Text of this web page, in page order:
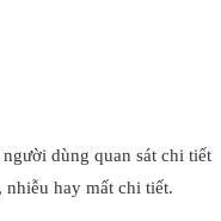
dùng quan sát chi tiết
hay mất chi tiết.